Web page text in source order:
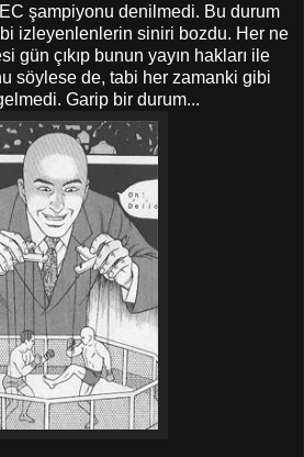
şampiyonu denilmedi. Bu durum
izleyenlenlerin siniri bozdu. Her ne
gün çıkıp bunun yayın hakları ile
söylese de, tabi her zamanki gibi
Garip bir durum...